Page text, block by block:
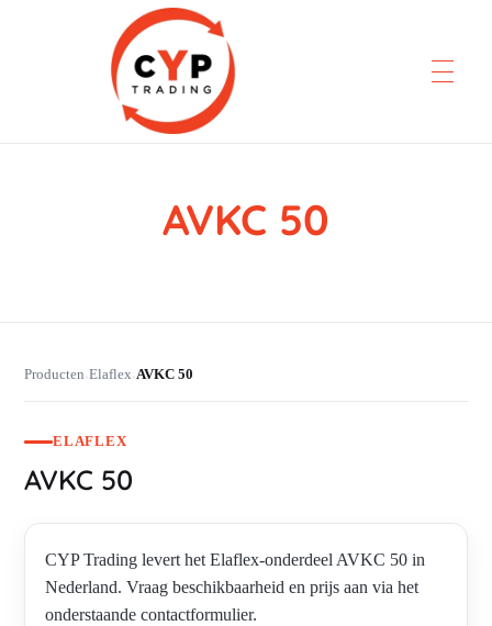
AVKC 50
Producten›Elaflex›AVKC 50
ELAFLEX
AVKC 50
CYP Trading levert het Elaflex-onderdeel AVKC 50 in
Nederland. Vraag beschikbaarheid en prijs aan via het
onderstaande contactformulier.